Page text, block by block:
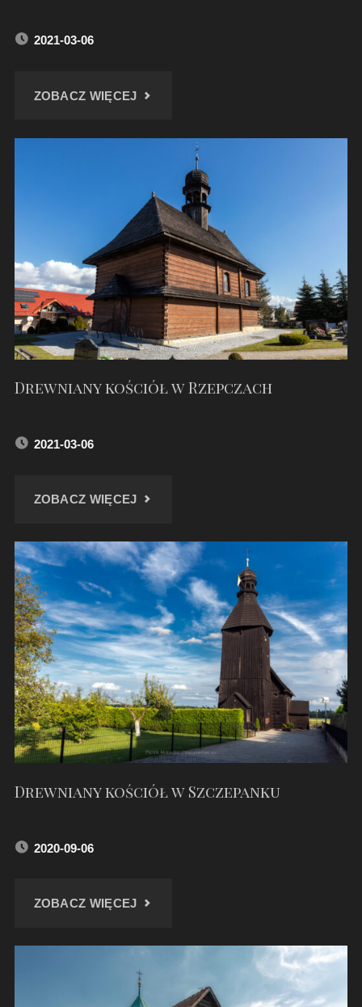
2021-03-06
ZOBACZ WIĘCEJ"KAPLICA
PARKOWEJ
W
GŁUCHOŁAZACH"
Drewniany kościół w Rzepczach
2021-03-06
ZOBACZ WIĘCEJ"DREWNIANY
KOŚCIÓŁ
W
RZEPCZACH"
Drewniany kościół w Szczepanku
2020-09-06
ZOBACZ WIĘCEJ"DREWNIANY
W